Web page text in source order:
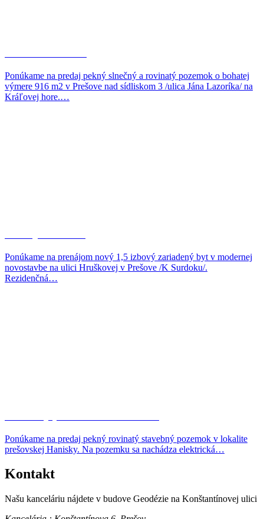
Ponúkame na predaj pekný slnečný a rovinatý pozemok o bohatej
výmere 916 m2 v Prešove nad sídliskom 3 /ulica Jána Lazoríka/ na
Kráľovej hore.…
Ponúkame na prenájom nový 1,5 izbový zariadený byt v modernej
novostavbe na ulici Hruškovej v Prešove /K Surdoku/.
Rezidenčná…
Ponúkame na predaj pekný rovinatý stavebný pozemok v lokalite
prešovskej Hanisky. Na pozemku sa nachádza elektrická…
Kontakt
Našu kanceláriu nájdete v budove Geodézie na Konštantínovej ulici